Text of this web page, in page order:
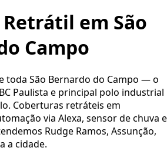
em São
Campo
toda São Bernardo do Campo — o
Paulista e principal polo industrial
Coberturas retráteis em
via Alexa, sensor de chuva e
Rudge Ramos, Assunção,
a cidade.